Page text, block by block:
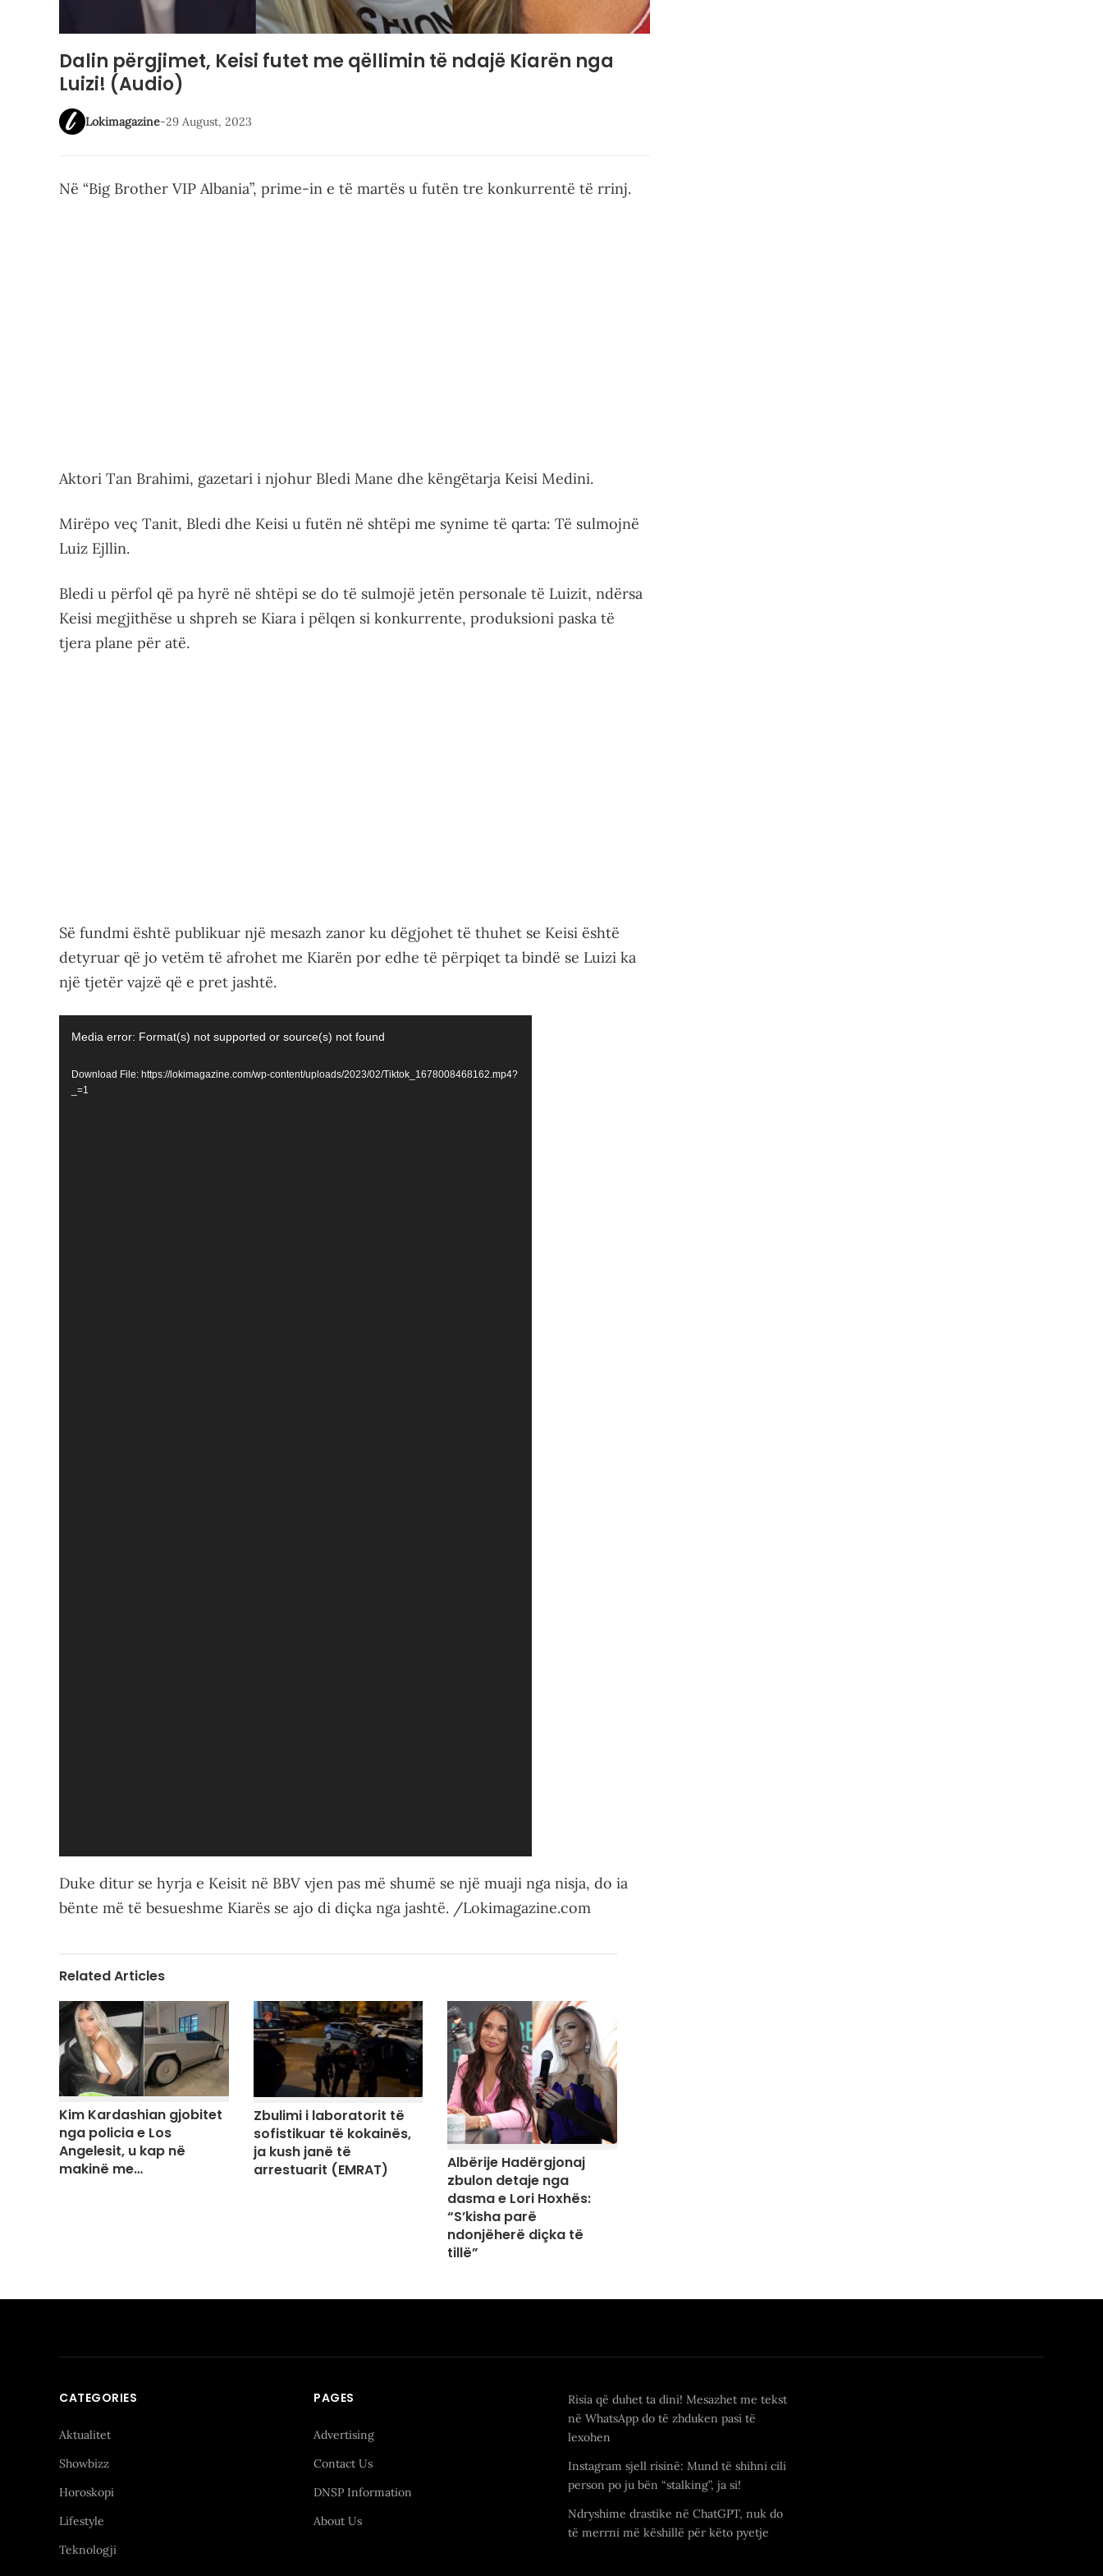
Dalin përgjimet, Keisi futet me qëllimin të ndajë Kiarën nga
Luizi! (Audio)
Lokimagazine-29 August, 2023
Në “Big Brother VIP Albania”, prime-in e të martës u futën tre konkurrentë të rrinj.
Aktori Tan Brahimi, gazetari i njohur Bledi Mane dhe këngëtarja Keisi Medini.
Mirëpo veç Tanit, Bledi dhe Keisi u futën në shtëpi me synime të qarta: Të sulmojnë
Luiz Ejllin.
Bledi u përfol që pa hyrë në shtëpi se do të sulmojë jetën personale të Luizit, ndërsa
Keisi megjithëse u shpreh se Kiara i pëlqen si konkurrente, produksioni paska të
tjera plane për atë.
Së fundmi është publikuar një mesazh zanor ku dëgjohet të thuhet se Keisi është
detyruar që jo vetëm të afrohet me Kiarën por edhe të përpiqet ta bindë se Luizi ka
një tjetër vajzë që e pret jashtë.
Media error: Format(s) not supported or source(s) not found
Download File: https://lokimagazine.com/wp-content/uploads/2023/02/Tiktok_1678008468162.mp4?
_=1
Duke ditur se hyrja e Keisit në BBV vjen pas më shumë se një muaji nga nisja, do ia
bënte më të besueshme Kiarës se ajo di diçka nga jashtë. /Lokimagazine.com
Related Articles
Kim Kardashian gjobitet
nga policia e Los
Angelesit, u kap në
makinë me…
Zbulimi i laboratorit të
sofistikuar të kokainës,
ja kush janë të
arrestuarit (EMRAT)
Albërije Hadërgjonaj
zbulon detaje nga
dasma e Lori Hoxhës:
“S’kisha parë
ndonjëherë diçka të
tillë”
CATEGORIES
Aktualitet
Showbizz
Horoskopi
Lifestyle
Teknologji
PAGES
Advertising
Contact Us
DNSP Information
About Us
Risia që duhet ta dini! Mesazhet me tekst
në WhatsApp do të zhduken pasi të
lexohen
Instagram sjell risinë: Mund të shihni cili
person po ju bën “stalking”, ja si!
Ndryshime drastike në ChatGPT, nuk do
të merrni më këshillë për këto pyetje